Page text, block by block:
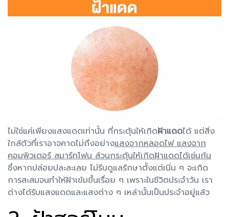
ไม่ใช่แค่เพียงแสงแดดเท่านั้น ที่กระตุ้นให้เกิดฝ้าแดดได้ แต่สิ่ง
ใกล้ตัวที่เราอาจคาดไม่ถึงอย่างแสงจากหลอดไฟ แสงจาก
คอมพิวเตอร์ สมาร์ทโฟน ล้วนกระตุ้นให้เกิดฝ้าแดดได้เช่นก้น
ซึ่งหากปล่อยปละละเลย ไม่รีบดูแลรักษาตั้งแต่เนิ่น ๆ จะเกิด
การสะสมจนทำให้ฝ้าเข้มขึ้นเรื่อย ๆ เพราะในชีวิตประจำวัน เรา
ต่างได้รับแสงแดดและแสงต่าง ๆ เหล่านั้นเป็นประจำอยู่แล้ว